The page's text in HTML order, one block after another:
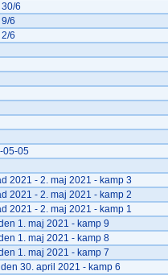
6
6
6
05-05
2021 - 2. maj 2021 - kamp 3
2021 - 2. maj 2021 - kamp 2
2021 - 2. maj 2021 - kamp 1
1. maj 2021 - kamp 9
1. maj 2021 - kamp 8
1. maj 2021 - kamp 7
30. april 2021 - kamp 6